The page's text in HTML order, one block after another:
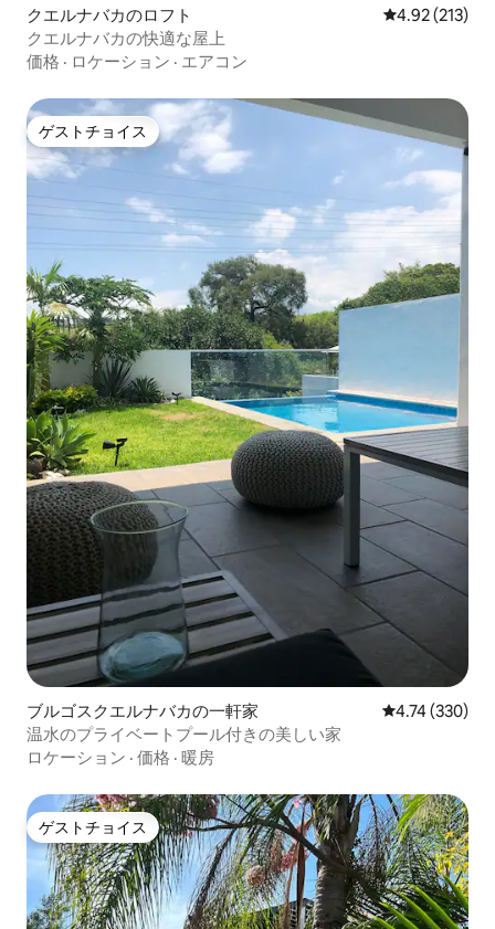
クエルナバカのロフト レビュー213
4.92 (213)
クエルナバカの快適な屋上
価格 · ロケーション · エアコン
ゲストチョイス
ゲストチョイス
ブルゴスクエルナバカの一軒家 レビュー330
4.74 (330)
温水のプライベートプール付きの美しい家
ロケーション · 価格 · 暖房
ゲストチョイス
ゲストチョイス